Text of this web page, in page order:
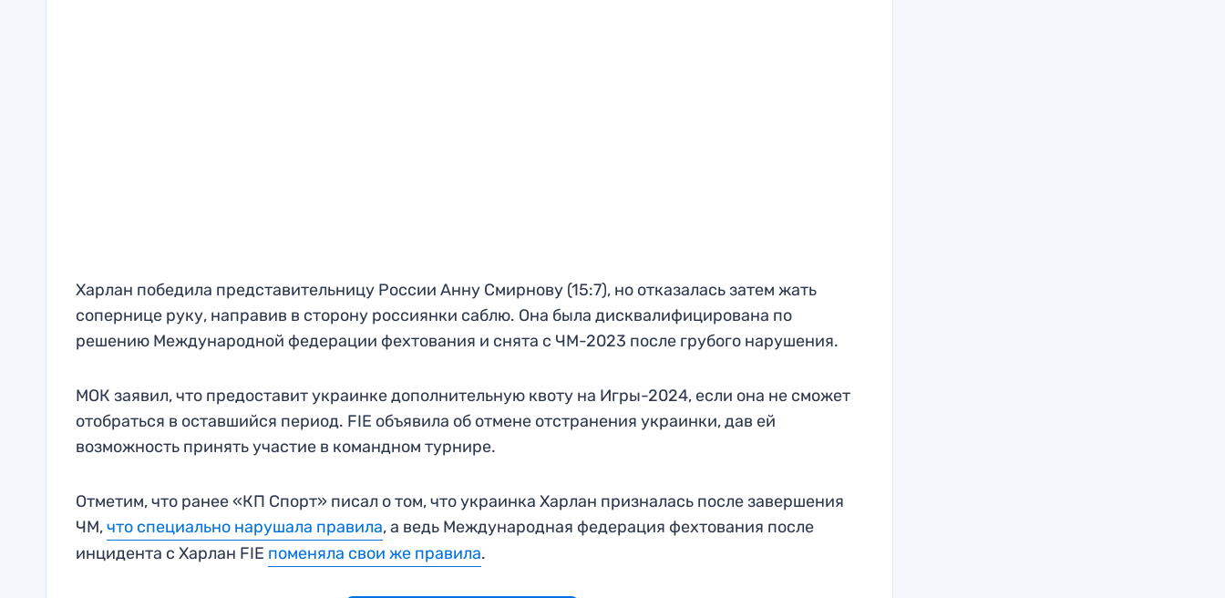
Харлан победила представительницу России Анну Смирнову (15:7), но отказалась затем жать
сопернице руку, направив в сторону россиянки саблю. Она была дисквалифицирована по
решению Международной федерации фехтования и снята с ЧМ-2023 после грубого нарушения.
МОК заявил, что предоставит украинке дополнительную квоту на Игры-2024, если она не сможет
отобраться в оставшийся период. FIE объявила об отмене отстранения украинки, дав ей
возможность принять участие в командном турнире.
Отметим, что ранее «КП Спорт» писал о том, что украинка Харлан призналась после завершения
ЧМ,что специально нарушала правила, а ведь Международная федерация фехтования после
инцидента с Харлан FIE поменяла свои же правила.